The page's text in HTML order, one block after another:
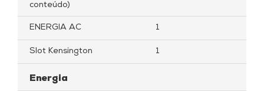
conteúdo)
ENERGIA AC 1
Slot Kensington 1
Energia